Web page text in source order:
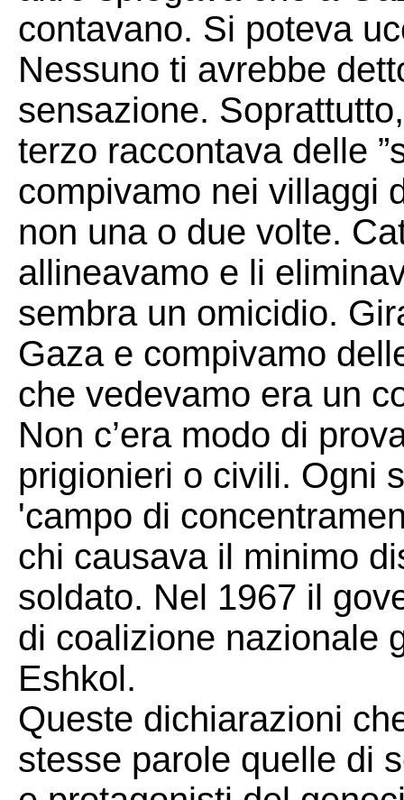
contavano. Si poteva
Nessuno ti avrebbe
sensazione.
terzo raccontava delle
compivamo nei villaggi
non una o due volte.
allineavamo e li
sembra un omicidio.
Gaza e compivamo
che vedevamo era un
Non c’era modo di
prigionieri o civili. Ogni
'campo di
chi causava il minimo
soldato. Nel 1967 il
di coalizione nazionale
Eshkol.
Queste dichiarazioni
stesse parole quelle di